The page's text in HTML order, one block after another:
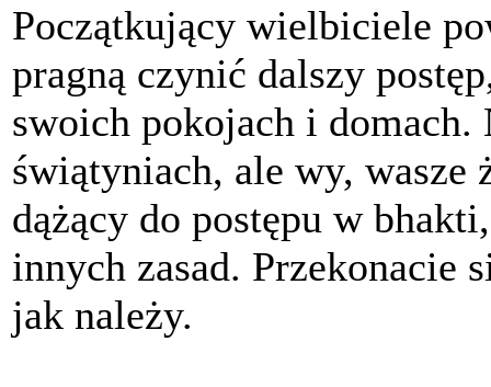
Początkujący wielbiciele
pragną czynić dalszy
swoich pokojach i
świątyniach, ale wy,
dążący do postępu w
innych zasad. Przekonacie
jak należy.